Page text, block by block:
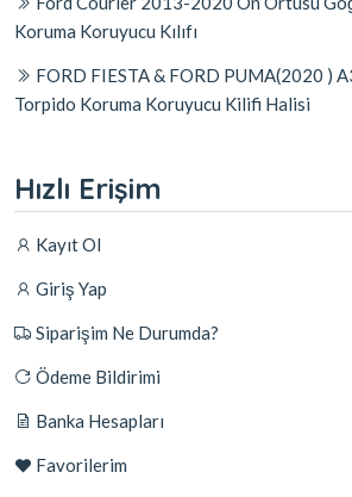
Koruma Koruyucu Kılıfı
FORD FIESTA & FORD PUMA(2020 )
Torpido Koruma Koruyucu Kilifi Halisi
Hızlı Erişim
Kayıt Ol
Giriş Yap
Siparişim Ne Durumda?
Ödeme Bildirimi
Banka Hesapları
Favorilerim